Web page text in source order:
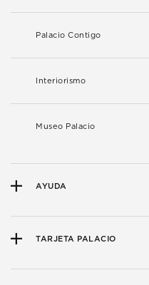
Palacio Contigo
Interiorismo
Museo Palacio
AYUDA
TARJETA PALACIO